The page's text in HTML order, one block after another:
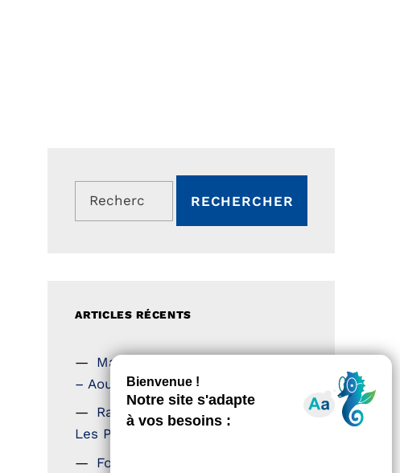
Rechercher :
ARTICLES RÉCENTS
Magazine Tourisme Accessible
– Aout 2026
Rallye Aicha des Gazelles –
Les Petillantes
Formation Communication